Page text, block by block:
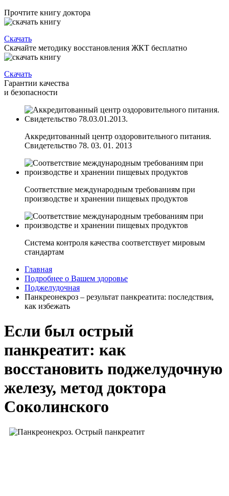
Прочтите книгу доктора
Скачать
Скачайте методику восстановления ЖКТ бесплатно
Скачать
Гарантии качества
и безопасности
Аккредитованный центр оздоровительного питания.
Свидетельство 78. 03. 01. 2013
Соответствие международным требованиям при
производстве и хранении пищевых продуктов
Система контроля качества соответствует мировым
стандартам
Главная
Подробнее о Вашем здоровье
Поджелудочная
Панкреонекроз – результат панкреатита: последствия,
как избежать
Если был острый
панкреатит: как
восстановить поджелудочную
железу, метод доктора
Соколинского